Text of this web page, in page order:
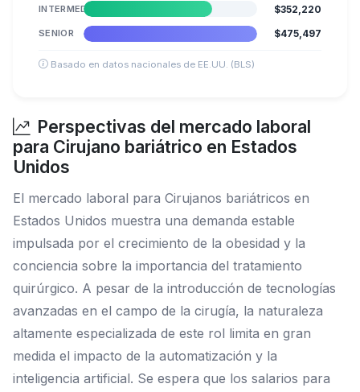
INTERMEDIO $352,220
SENIOR $475,497
Basado en datos nacionales de EE.UU. (BLS)
Perspectivas del mercado laboral
para Cirujano bariátrico en Estados
Unidos
El mercado laboral para Cirujanos bariátricos en
Estados Unidos muestra una demanda estable
impulsada por el crecimiento de la obesidad y la
conciencia sobre la importancia del tratamiento
quirúrgico. A pesar de la introducción de tecnologías
avanzadas en el campo de la cirugía, la naturaleza
altamente especializada de este rol limita en gran
medida el impacto de la automatización y la
inteligencia artificial. Se espera que los salarios para